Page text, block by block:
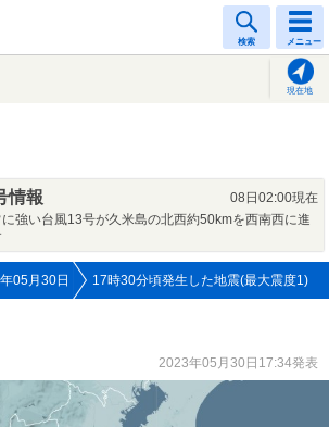
検索 メニュー
現在地
情報
08日02:00現在
強い台風13号が久米島の北西約50kmを西南西に進
05月30日 17時30分頃発生した地震(最大震度1)
2023年05月30日17:34発表